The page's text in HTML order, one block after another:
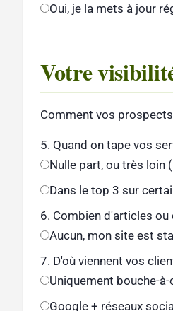
Oui, je la mets à jour
Votre
Comment vos
5. Quand on tape vos
Nulle part, ou très loin
Dans le top 3 sur
6. Combien d'articles
Aucun, mon site est
7. D'où viennent vos
Uniquement bouche-à-
Google + réseaux